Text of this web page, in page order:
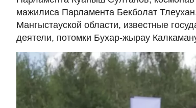
мажилиса Парламента Бекболат
Мангыстауской области, известные
деятели, потомки Бухар-жырау